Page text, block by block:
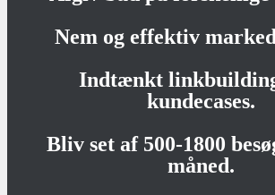
Nem og effektiv
Indtænkt
kundecases.
Bliv set af 500-1800
måned.